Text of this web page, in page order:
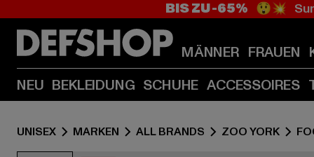
BIS ZU -65% 😲💥
MÄNNER FRAUEN
NEU BEKLEIDUNG SCHUHE ACCESSOIRES
UNISEX MARKEN ALL BRANDS ZOO YORK